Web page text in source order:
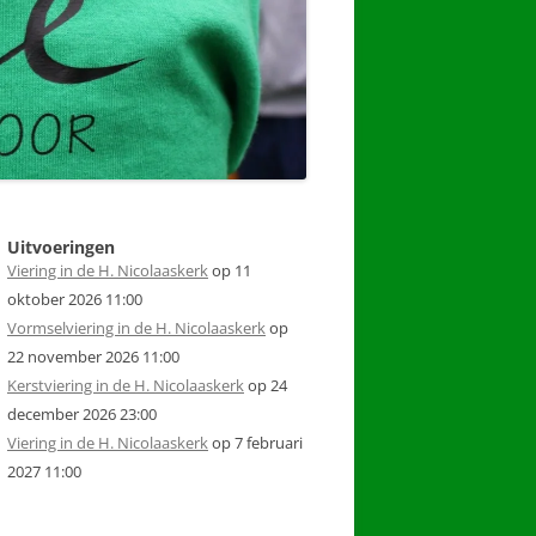
Uitvoeringen
Viering in de H. Nicolaaskerkop 11
oktober 2026 11:00
Vormselviering in de H. Nicolaaskerkop
22 november 2026 11:00
Kerstviering in de H. Nicolaaskerkop 24
december 2026 23:00
Viering in de H. Nicolaaskerkop 7 februari
2027 11:00